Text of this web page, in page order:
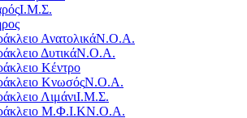
Ι.Μ.Σ.
ΑνατολικάΝ.Ο.Α.
ΔυτικάΝ.Ο.Α.
Κέντρο
ΚνωσόςΝ.Ο.Α.
ΛιμάνιΙ.Μ.Σ.
Μ.Φ.Ι.ΚΝ.Ο.Α.